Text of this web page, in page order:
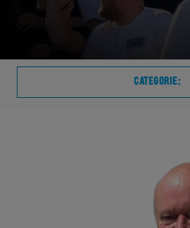
CATEGORIE: